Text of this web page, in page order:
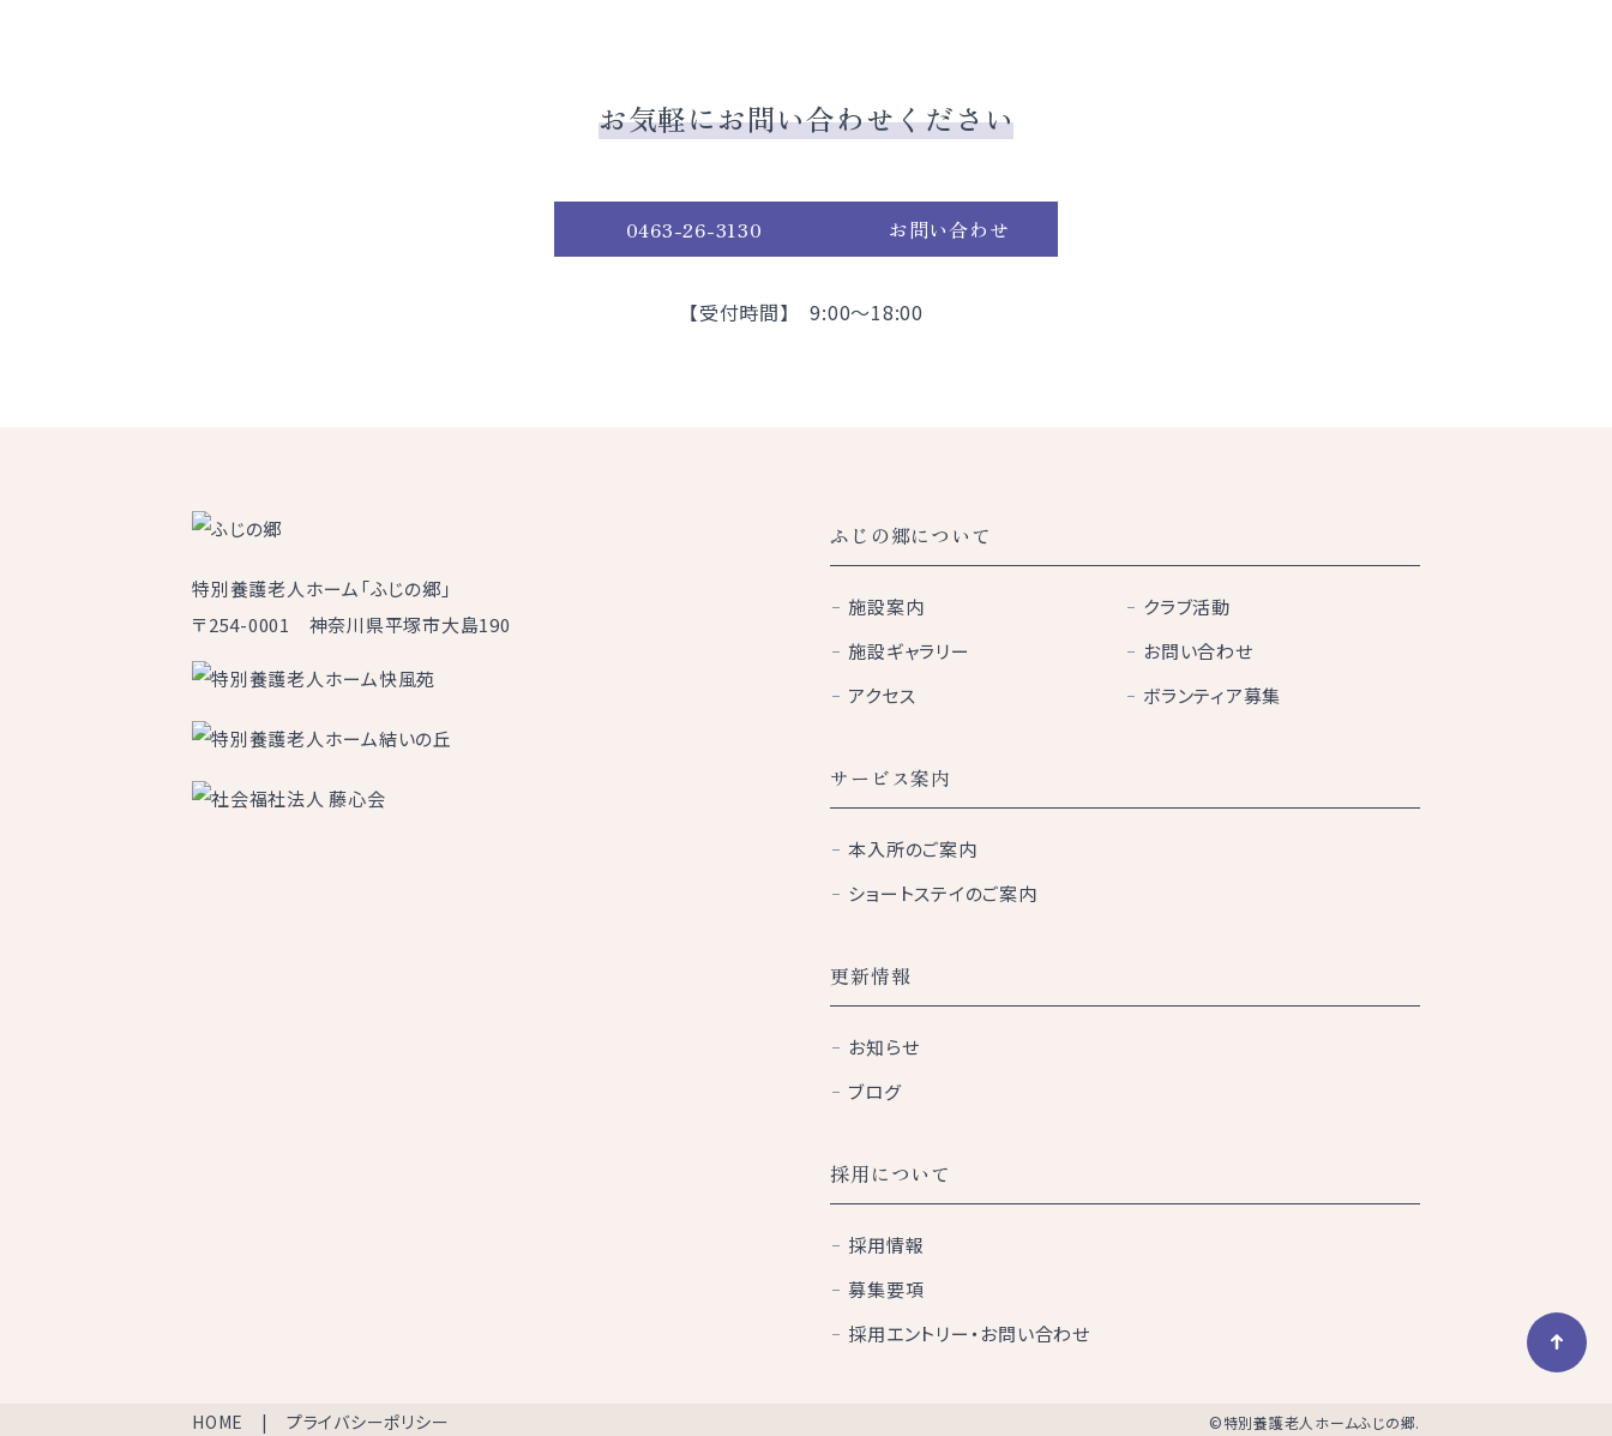
お気軽にお問い合わせください
0463-26-3130 お問い合わせ
【受付時間】 9:00～18:00
特別養護老人ホーム「ふじの郷」
〒254-0001 神奈川県平塚市大島190
ふじの郷について
施設案内
クラブ活動
施設ギャラリー
お問い合わせ
アクセス
ボランティア募集
サービス案内
本入所のご案内
ショートステイのご案内
更新情報
お知らせ
ブログ
採用について
採用情報
募集要項
採用エントリー・お問い合わせ
HOME プライバシーポリシー ©特別養護老人ホームふじの郷.